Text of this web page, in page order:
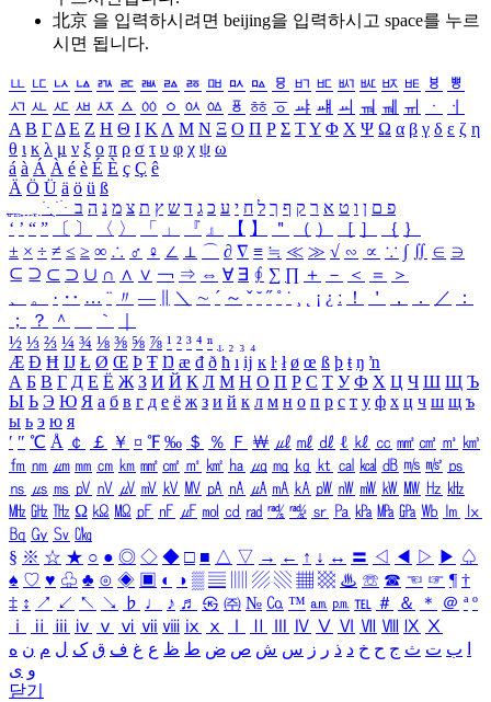
北京 을 입력하시려면 beijing을 입력하시고 space를 누르
시면 됩니다.
ㅥ ㅦ ㅧ ㅨ ㅩ ㅪ ㅫ ㅬ ㅭ ㅮ ㅯ ㅰ ㅱ ㅲ ㅳ ㅴ ㅵ ㅶ ㅷ ㅸ
ㅹ
ㅺ ㅻ ㅼ ㅽ ㅾ ㅿ ㆀ ㆁ ㆂ ㆃ ㆄ ㆅ ㆆ ㆇ ㆈ ㆉ ㆊ ㆋ ㆌ ㆍ
ㆎ
Α Β ΓΔ Ε Ζ Η Θ Ι ΚΛ Μ Ν Ξ Ο Π Ρ Σ ΤΥ Φ Χ Ψ Ω α β γ δ ε ζ η
θ ι κ λ μ ν ξ ο π ρ σ τ υ φ χ ψ ω
á à Á À é è É È ç Ç ê
Ä Ö Ü ä ö ü ß
ִֶֹ ֻּ ׁׂ פ ם ן ו ט א ר ק ף ך ל ח י ע כ ג ד ש ץ ת צ מ נ ה ב
‘ ’ “ ” 〔 〕 〈 〉 「 」 『 』 【 】 ＂ （ ） ［ ］ ｛ ｝
± × ÷ ≠ ≤ ≥ ∞ ∴ ♂ ♀ ∠ ⊥ ⌒ ∂ ∇ ≡ ≒ ≪ ≫ √ ∽ ∝ ∵ ∫ ∬ ∈ ∋
⊆ ⊇ ⊂ ⊃ ∪ ∩ ∧ ∨ ￢ ⇒ ⇔ ∀ ∃ ∮ ∑ ∏ ＋ － ＜ ＝
＞
、
。 · ‥ … ¨ 〃 ― ＼ ∼ ´ ～ ˇ ˘ ˝ ˚ ˙ ¸ ¡ ¿ ː ！ ＇ ， ． ／
：
；
？ ＾ ｀
½ ⅓ ⅔ ¼ ¾ ⅛ ⅜ ⅝ ⅞ ¹ ² ³ ⁴ ⁿ ₁ ₂ ₃ ₄
Æ Ð Ħ Ĳ Ł Ø Œ Þ Ŧ Ŋ æ đ ð ħ ı ĳ ĸ ŀ ł ø œ ß þ ŧ ŋ ŉ
А Б В Г Д Е Ё Ж З И Й К Л М Н О П Р С Т У Ф Х Ц Ч Ш Щ Ъ
Ы Ь Э Ю Я а б в г д е ё ж з и й к л м н о п р с т у ф х ц ч ш щ ъ
ы ь э ю я
′ ″ ℃ Å ￠ ￡ ￥ ¤ ℉ ‰ ＄ ％ Ｆ ￦ ㎕ ㎖ ㎗ ℓ ㎘ ㏄ ㎣ ㎤ ㎥ ㎦
㎙ ㎚ ㎛ ㎜ ㎝ ㎞ ㎟ ㎠ ㎡ ㎢ ㏊ ㎍ ㎎ ㎏ ㏏ ㎈ ㎉ ㏈ ㎧ ㎨ ㎰
㎱ ㎲ ㎳ ㎴ ㎵ ㎶ ㎷ ㎸ ㎹ ㎀ ㎁ ㎂ ㎃ ㎄ ㎺ ㎻ ㎽ ㎾ ㎿ ㎐ ㎑
㎒ ㎓ ㎔ Ω ㏀ ㏁ ㎊ ㎋ ㎌ ㏖ ㏅ ㎭ ㎮ ㎯ ㏛ ㎩ ㎪ ㎫ ㎬ ㏝ ㏐
㏓
㏃ ㏉ ㏜ ㏆
§ ※ ☆ ★ ○ ● ◎ ◇ ◆ □ ■ △ ▽ → ← ↑ ↓ ↔ 〓 ◁ ◀ ▷ ▶ ♤
♠ ♡ ♥ ♧ ♣ ⊙ ◈ ▣ ◐ ◑ ▒ ▤ ▨ ▧ ▦ ▩ ♨ ☏ ☎ ☜ ☞ ¶ †
‡ ↕ ↗ ↙ ↖ ↘ ♭ ♩ ♪ ♬ ㉿ ㈜ № ㏇ ™ ㏂ ㏘ ℡ ＃ ＆ ＊ ＠ ª º
ⅰ
ⅱ ⅲ ⅳ ⅴ ⅵ ⅶ ⅷ ⅸ ⅹ Ⅳ Ⅴ Ⅵ Ⅶ Ⅷ Ⅸ Ⅹ
ب ت ث ج ح خ د ذ ر ز س ش ص ض ط ظ ع غ ف ق ک ل م ن ه
و ی
닫기